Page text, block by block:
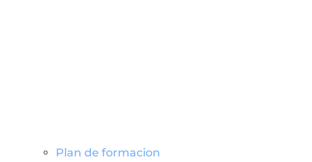
Plan de formacion